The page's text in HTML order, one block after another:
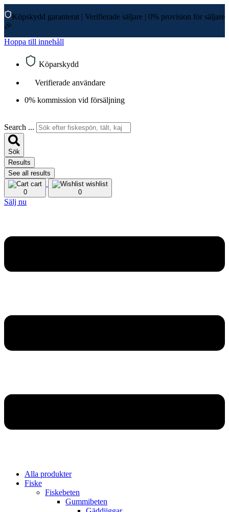
Köpskydd garanterat | Verifierade säljare | 0% provision för säljare
🎉
Hoppa till innehåll
Köparskydd
Verifierade användare
0% kommission vid försäljning
Search ...
Sök
Results
See all results
cart
0
wishlist
0
Sälj nu
Alla produkter
Fiske
Fiskebeten
Gummibeten